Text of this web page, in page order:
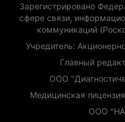
Зарегистрировано
сфере связи,
коммуникаций
Учредитель:
Главный
ООО
Медицинская
ООО